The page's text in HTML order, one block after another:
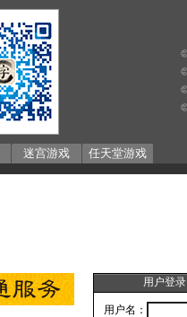
迷宫游戏 任天堂游戏
用户登录
用户名：